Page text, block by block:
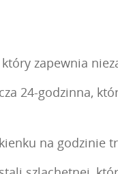
zapewnia
24-godzinna,
na godzinie